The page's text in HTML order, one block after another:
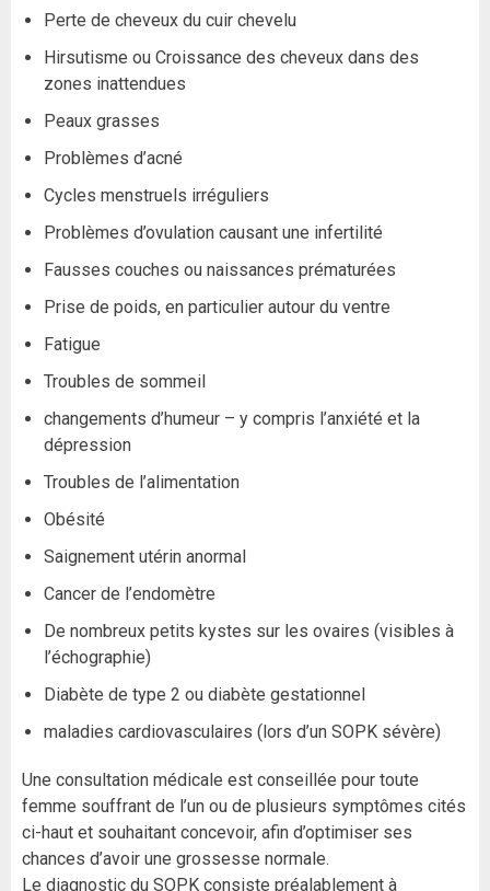
Perte de cheveux du cuir chevelu
Hirsutisme ou Croissance des cheveux dans des
zones inattendues
Peaux grasses
Problèmes d’acné
Cycles menstruels irréguliers
Problèmes d’ovulation causant une infertilité
Fausses couches ou naissances prématurées
Prise de poids, en particulier autour du ventre
Fatigue
Troubles de sommeil
changements d’humeur – y compris l’anxiété et la
dépression
Troubles de l’alimentation
Obésité
Saignement utérin anormal
Cancer de l’endomètre
De nombreux petits kystes sur les ovaires (visibles à
l’échographie)
Diabète de type 2 ou diabète gestationnel
maladies cardiovasculaires (lors d’un SOPK sévère)
Une consultation médicale est conseillée pour toute
femme souffrant de l’un ou de plusieurs symptômes cités
ci-haut et souhaitant concevoir, afin d’optimiser ses
chances d’avoir une grossesse normale.
Le diagnostic du SOPK consiste préalablement à